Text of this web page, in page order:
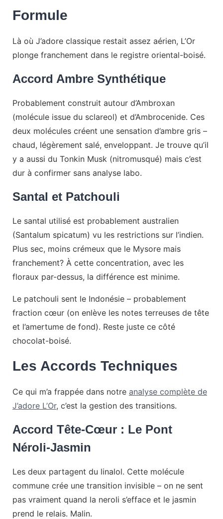
Formule
Là où J’adore classique restait assez aérien, L’Or
plonge franchement dans le registre oriental-boisé.
Accord Ambre Synthétique
Probablement construit autour d’Ambroxan
(molécule issue du sclareol) et d’Ambrocenide. Ces
deux molécules créent une sensation d’ambre gris –
chaud, légèrement salé, enveloppant. Je trouve qu’il
y a aussi du Tonkin Musk (nitromusqué) mais c’est
dur à confirmer sans analyse labo.
Santal et Patchouli
Le santal utilisé est probablement australien
(Santalum spicatum) vu les restrictions sur l’indien.
Plus sec, moins crémeux que le Mysore mais
franchement? À cette concentration, avec les
floraux par-dessus, la différence est minime.
Le patchouli sent le Indonésie – probablement
fraction cœur (on enlève les notes terreuses de tête
et l’amertume de fond). Reste juste ce côté
chocolat-boisé.
Les Accords Techniques
Ce qui m’a frappée dans notre analyse complète de
J’adore L’Or, c’est la gestion des transitions.
Accord Tête-Cœur : Le Pont
Néroli-Jasmin
Les deux partagent du linalol. Cette molécule
commune crée une transition invisible – on ne sent
pas vraiment quand la neroli s’efface et le jasmin
prend le relais. Malin.